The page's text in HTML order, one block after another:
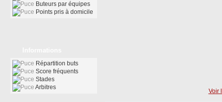
Voir
Buteurs par équipes
Points pris à domicile
Répartition buts
Score fréquents
Stades
Arbitres